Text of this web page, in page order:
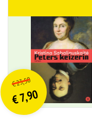
€23,50O
orspr
onkelijke
prijs
was:
€ 23,50.
€7,90
Huidige
prijs
is:
€ 7,90.